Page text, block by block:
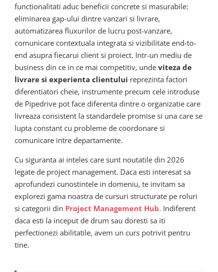
functionalitati aduc beneficii concrete si masurabile:
eliminarea gap-ului dintre vanzari si livrare,
automatizarea fluxurilor de lucru post-vanzare,
comunicare contextuala integrata si vizibilitate end-to-
end asupra fiecarui client si proiect. Intr-un mediu de
business din ce in ce mai competitiv, unde viteza de
livrare si experienta clientului reprezinta factori
diferentiatori cheie, instrumente precum cele introduse
de Pipedrive pot face diferenta dintre o organizatie care
livreaza consistent la standardele promise si una care se
lupta constant cu probleme de coordonare si
comunicare intre departamente.
Cu siguranta ai inteles care sunt noutatile din 2026
legate de project management. Daca esti interesat sa
aprofundezi cunostintele in domeniu, te invitam sa
explorezi gama noastra de cursuri structurate pe roluri
si categorii din Project Management Hub. Indiferent
daca esti la inceput de drum sau doresti sa iti
perfectionezi abilitatile, avem un curs potrivit pentru
tine.